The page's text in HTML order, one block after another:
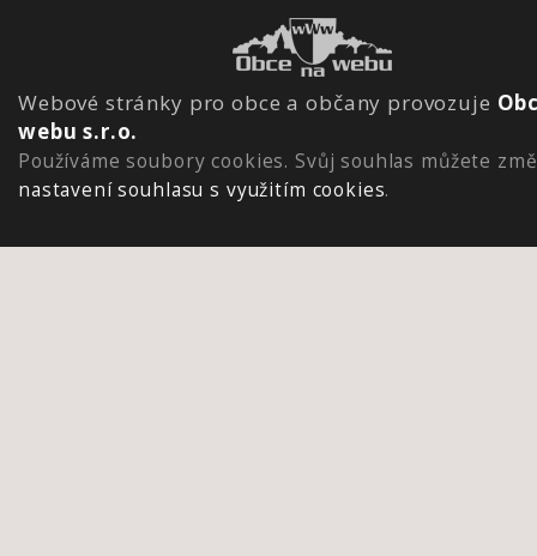
Webové stránky pro obce a občany provozuje
webu s.r.o.
Používáme soubory cookies. Svůj souhlas můžete
nastavení souhlasu s využitím cookies.